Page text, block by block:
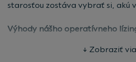
starosťou zostáva vybrať si, akú
Výhody nášho operatívneho
Bez veľkej investície↓ Zobraziť